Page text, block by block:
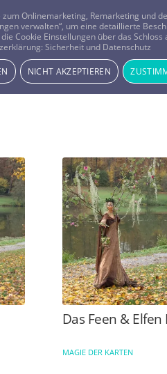
Beratung
Das Feen &
MAGIE DER KARTEN
Onlinemarketing, Remarketing und
verwalten“, um eine detaillierte
Cookie Einstellungen über das
Sicherheit und Datenschutz
NICHT AKZEPTIEREN